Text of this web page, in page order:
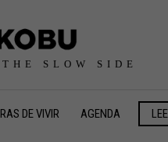
SLOW SIDE
DE VIVIR AGENDA